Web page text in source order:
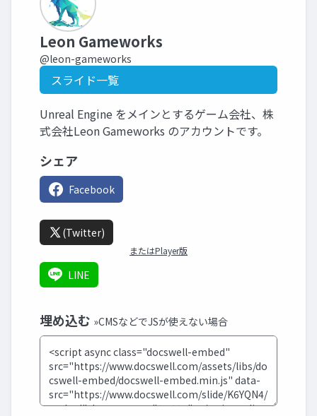
Leon Gameworks
@leon-gameworks
スライド一覧
Unreal Engine をメインとするゲーム会社、株
式会社Leon Gameworks のアカウントです。
シェア
Facebook
(Twitter)
またはPlayer版
LINE
埋め込む »CMSなどでJSが使えない場合